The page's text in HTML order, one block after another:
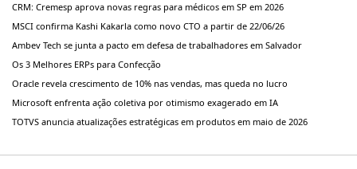
CRM: Cremesp aprova novas regras para médicos em SP em 2026
MSCI confirma Kashi Kakarla como novo CTO a partir de 22/06/26
Ambev Tech se junta a pacto em defesa de trabalhadores em Salvador
Os 3 Melhores ERPs para Confecção
Oracle revela crescimento de 10% nas vendas, mas queda no lucro
Microsoft enfrenta ação coletiva por otimismo exagerado em IA
TOTVS anuncia atualizações estratégicas em produtos em maio de 2026